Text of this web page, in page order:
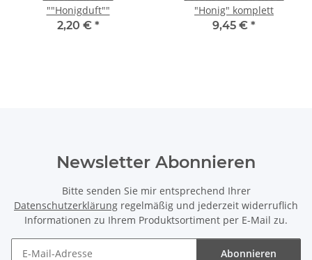
""Honigduft""
2,20 € *
"Honig" komplett
9,45 € *
Newsletter Abonnieren
Bitte senden Sie mir entsprechend Ihrer
Datenschutzerklärung regelmäßig und jederzeit widerruflich
Informationen zu Ihrem Produktsortiment per E-Mail zu.
Abonnieren